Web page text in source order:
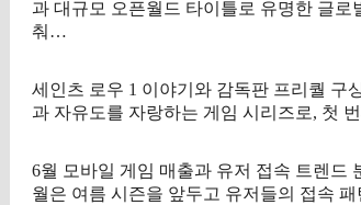
과 대규모 오픈월드 타이틀로 유명한 글
춰…
세인츠 로우 1 이야기와 감독판 프리퀄 구
과 자유도를 자랑하는 게임 시리즈로, 첫
6월 모바일 게임 매출과 유저 접속 트렌드
월은 여름 시즌을 앞두고 유저들의 접속